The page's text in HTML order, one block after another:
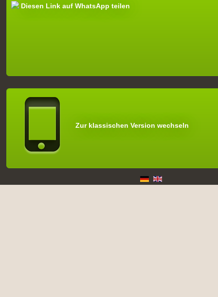
Diesen Link auf WhatsApp teilen
Zur klassischen Version wechseln